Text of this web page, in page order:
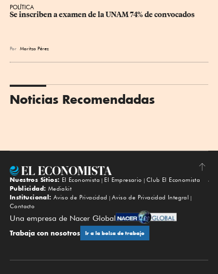
POLÍTICA
Se inscriben a examen de la UNAM 74% de convocados
Por Maritza Pérez
Noticias Recomendadas
Subir
Nuestros Sitios: El Economista El Empresario
Club El Economista
Publicidad: Mediakit
Institucional: Aviso de Privacidad
Aviso de Privacidad Integral
Contacto
Una empresa de Nacer Global
Trabaja con nosotros Ir a la bolsa de trabajo